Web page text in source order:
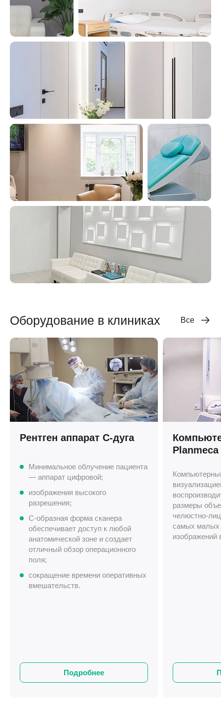
Оборудование в клиниках Все
Рентген аппарат С-дуга
Минимальное облучение пациента
— аппарат цифровой;
изображения высокого
разрешения;
С-образная форма сканера
обеспечивает доступ к любой
анатомической зоне и создает
отличный обзор операционного
поля;
сокращение времени оперативных
вмешательств.
Подробнее
размеры
челюстно-
самых малых
изображений